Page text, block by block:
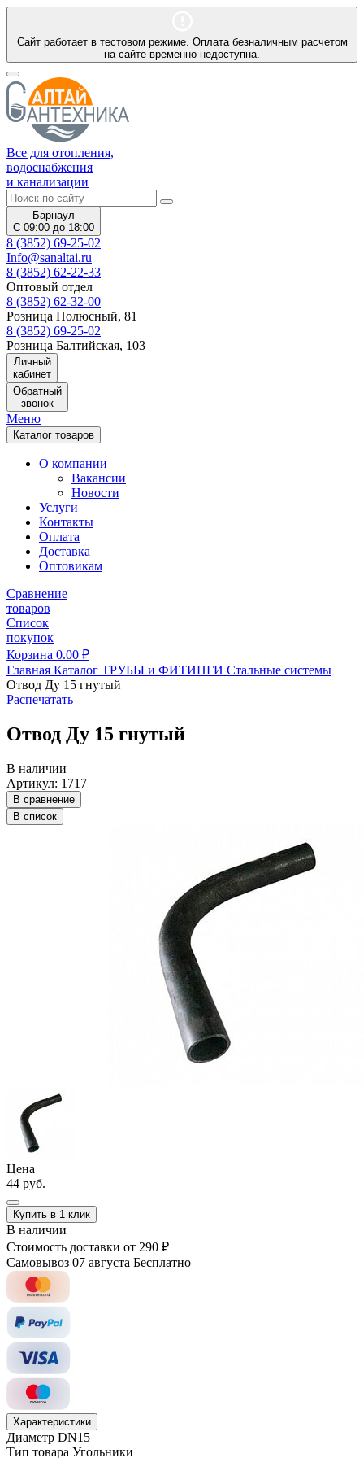
Сайт работает в тестовом режиме. Оплата безналичным расчетом
на сайте временно недоступна.
Все для отопления,
водоснабжения
и канализации
Барнаул
С 09:00 до 18:00
8 (3852) 69-25-02
Info@sanaltai.ru
8 (3852) 62-22-33
Оптовый отдел
8 (3852) 62-32-00
Розница Полюсный, 81
8 (3852) 69-25-02
Розница Балтийская, 103
Личный
кабинет
Обратный
звонок
Меню
Каталог товаров
О компании
Вакансии
Новости
Услуги
Контакты
Оплата
Доставка
Оптовикам
Сравнение
товаров
Список
покупок
Корзина 0.00 ₽
Главная Каталог ТРУБЫ и ФИТИНГИ Стальные системы
Отвод Ду 15 гнутый
Распечатать
Отвод Ду 15 гнутый
В наличии
Артикул: 1717
В сравнение
В список
Цена
44 руб.
Купить в 1 клик
В наличии
Стоимость доставки от 290 ₽
Самовывоз 07 августа Бесплатно
Характеристики
Диаметр DN15
Тип товара Угольники